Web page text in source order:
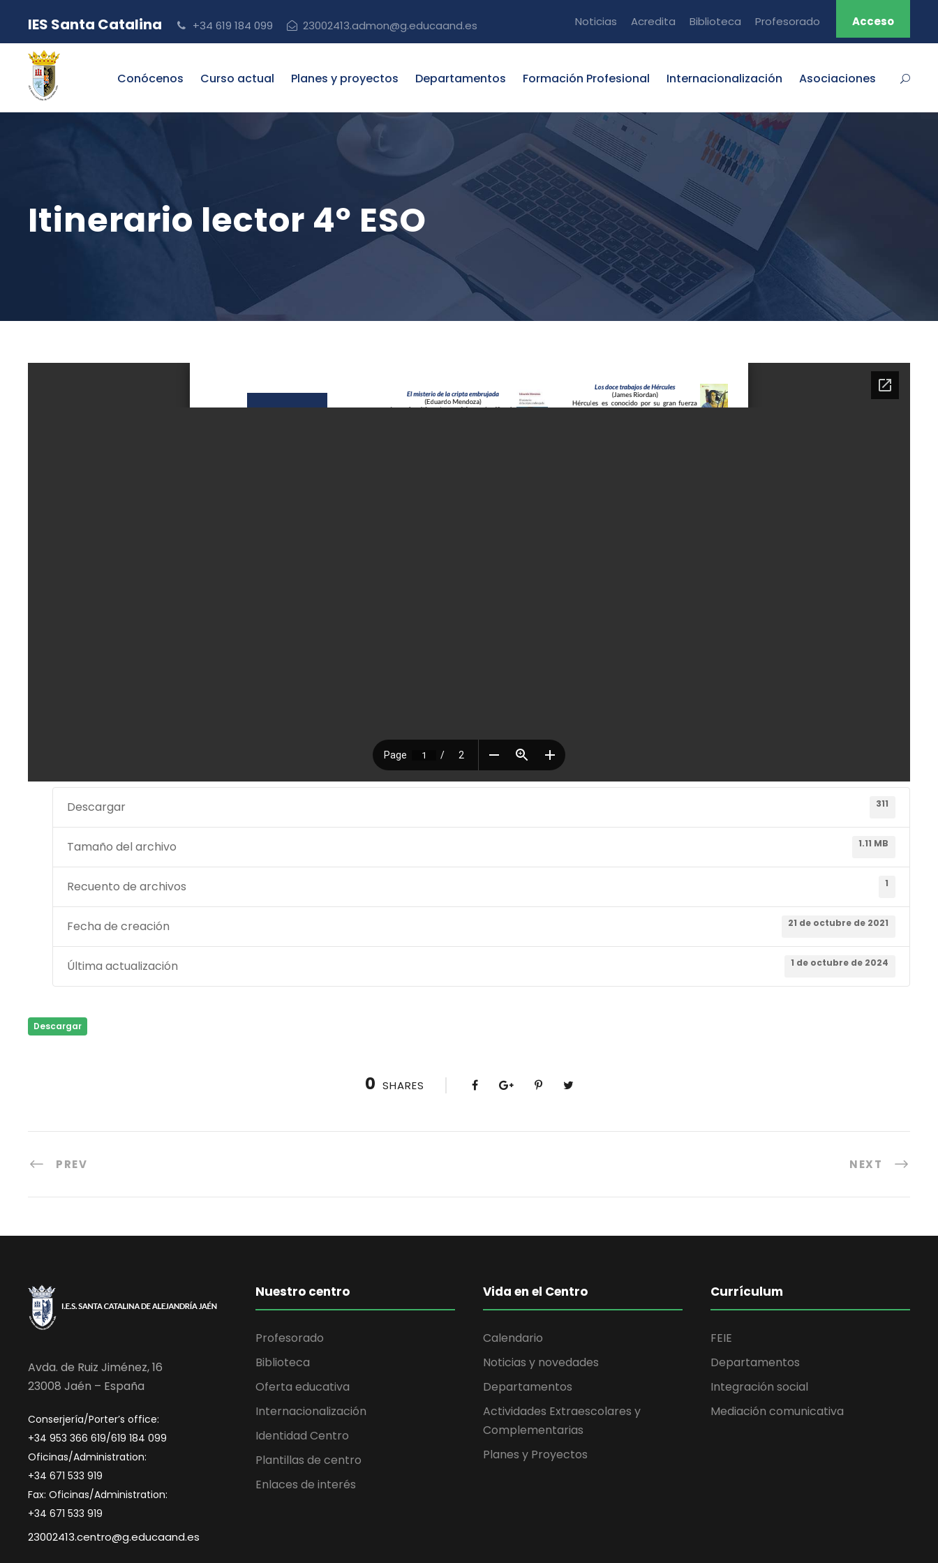
IES Santa Catalina +34 619 184 099 23002413.admon@g.educaand.es Noticias Acredita Biblioteca Profesorado Acceso
Conócenos Curso actual Planes y proyectos Departamentos Formación Profesional Internacionalización Asociaciones
Itinerario lector 4º ESO
Descargar 311
Tamaño del archivo 1.11 MB
Recuento de archivos 1
Fecha de creación 21 de octubre de 2021
Última actualización 1 de octubre de 2024
Descargar
0 SHARES
PREV NEXT
Avda. de Ruiz Jiménez, 16
23008 Jaén – España
Conserjería/Porter’s office:
+34 953 366 619/619 184 099
Oficinas/Administration:
+34 671 533 919
Fax: Oficinas/Administration:
+34 671 533 919
23002413.centro@g.educaand.es
Nuestro centro
Profesorado
Biblioteca
Oferta educativa
Internacionalización
Identidad Centro
Plantillas de centro
Enlaces de interés
Vida en el Centro
Calendario
Noticias y novedades
Departamentos
Actividades Extraescolares y
Complementarias
Planes y Proyectos
Currículum
FEIE
Departamentos
Integración social
Mediación comunicativa